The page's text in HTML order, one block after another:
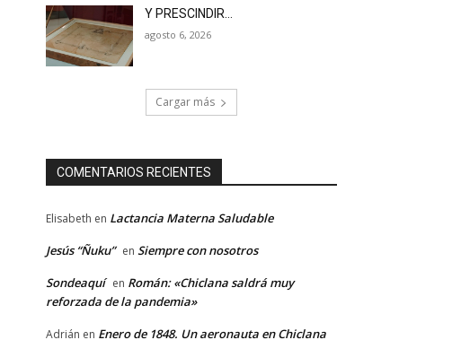
Y PRESCINDIR…
agosto 6, 2026
Cargar más
COMENTARIOS RECIENTES
Elisabeth en Lactancia Materna Saludable
Jesús “Ñuku” en Siempre con nosotros
Sondeaquí en Román: «Chiclana saldrá muy
reforzada de la pandemia»
Adrián en Enero de 1848. Un aeronauta en Chiclana